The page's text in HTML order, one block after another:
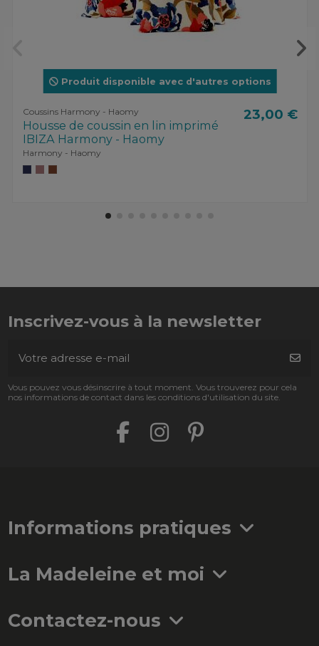
Produit disponible avec d'autres options
Coussins Harmony - Haomy
Housse de coussin en lin imprimé
IBIZA Harmony - Haomy
Harmony - Haomy
23,00 €
Inscrivez-vous à la newsletter
Vous pouvez vous désinscrire à tout moment. Vous trouverez pour cela
nos informations de contact dans les conditions d'utilisation du site.
Informations pratiques
La Madeleine et moi
Contactez-nous